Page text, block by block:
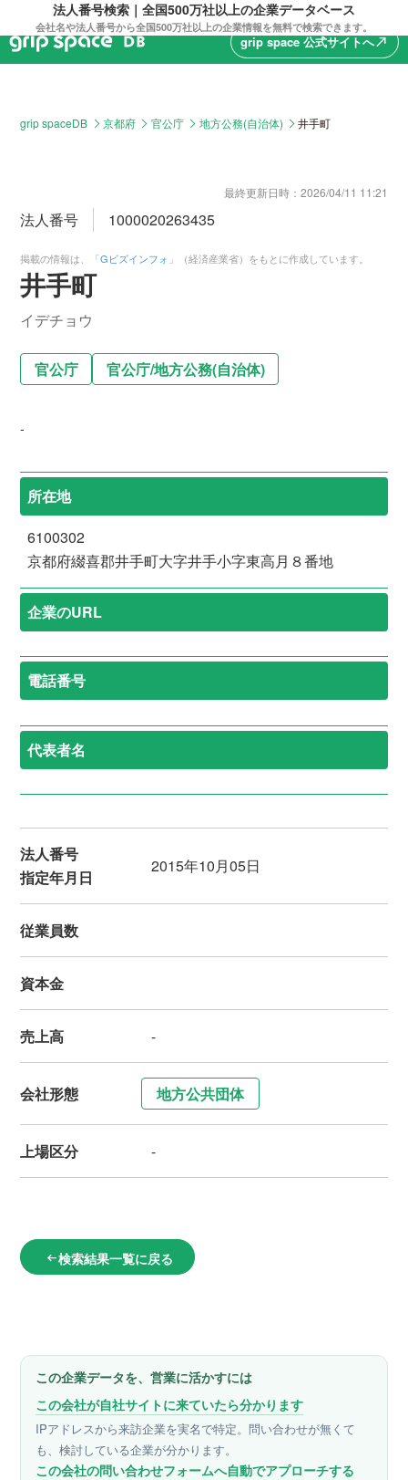
法人番号検索｜全国500万社以上の企業データベース
会社名や法人番号から全国500万社以上の企業情報を無料で検索できます。
grip space 公式サイトへnorth_east
grip spaceDB 京都府 官公庁 地方公務(自治体) 井手町
最終更新日時： 2026/04/11 11:21
法人番号 1000020263435
掲載の情報は、「Gビズインフォ 」（経済産業省）をもとに作成しています。
井手町
イデチョウ
官公庁 官公庁/地方公務(自治体)
-
所在地
6100302
京都府綴喜郡井手町大字井手小字東高月８番地
企業のURL
電話番号
代表者名
法人番号
指定年月日
2015年10月05日
従業員数
資本金
売上高 -
会社形態 地方公共団体
上場区分 -
arrow_left_alt検索結果一覧に戻る
この企業データを、営業に活かすには
この会社が自社サイトに来ていたら分かります
IPアドレスから来訪企業を実名で特定。問い合わせが無くて
も、検討している企業が分かります。
この会社の問い合わせフォームへ自動でアプローチする